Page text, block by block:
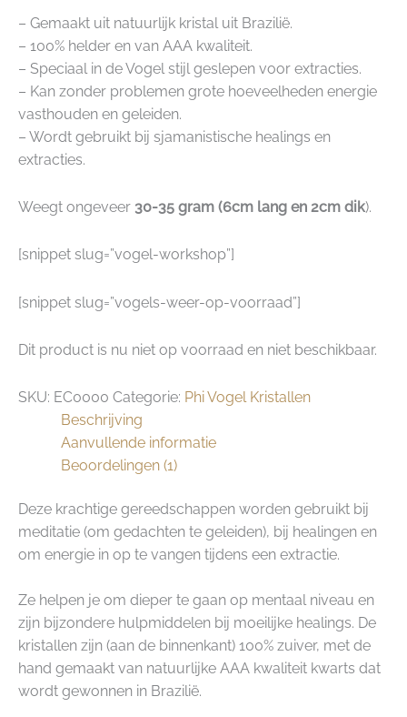
– Gemaakt uit natuurlijk kristal uit Brazilië.
– 100% helder en van AAA kwaliteit.
– Speciaal in de Vogel stijl geslepen voor extracties.
– Kan zonder problemen grote hoeveelheden energie
vasthouden en geleiden.
– Wordt gebruikt bij sjamanistische healings en
extracties.
Weegt ongeveer 30-35 gram (6cm lang en 2cm dik).
[snippet slug=”vogel-workshop”]
[snippet slug=”vogels-weer-op-voorraad”]
Dit product is nu niet op voorraad en niet beschikbaar.
SKU: EC0000 Categorie: Phi Vogel Kristallen
Beschrijving
Aanvullende informatie
Beoordelingen (1)
Deze krachtige gereedschappen worden gebruikt bij
meditatie (om gedachten te geleiden), bij healingen en
om energie in op te vangen tijdens een extractie.
Ze helpen je om dieper te gaan op mentaal niveau en
zijn bijzondere hulpmiddelen bij moeilijke healings. De
kristallen zijn (aan de binnenkant) 100% zuiver, met de
hand gemaakt van natuurlijke AAA kwaliteit kwarts dat
wordt gewonnen in Brazilië.